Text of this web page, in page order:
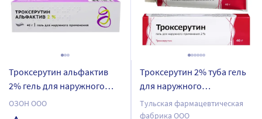
Троксерутин альфактив
2% гель для наружного
применения 40 гр
ОЗОН ООО
Троксерутин 2% туба гель
для наружного
применения 40 гр
Тульская фармацевтическая
фабрика ООО